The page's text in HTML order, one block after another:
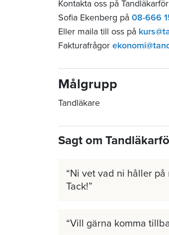
Kontakta oss på
Sofia Ekenberg på 08-666
Eller maila till oss på
Fakturafrågor
Målgrupp
Tandläkare
Sagt om
Ni vet vad ni håller
Tack!
Vill gärna komma